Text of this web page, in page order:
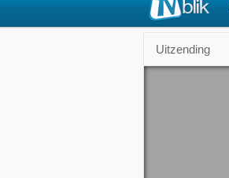
Uitzending